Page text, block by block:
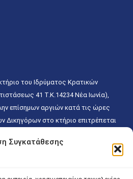
Συγκατάθεσης
του Ιδρύματος Κρατικών
41 T.K.14234 Νέα Ιωνία),
επίσημων αργιών κατά τις ώρες
Δικηγόρων στο κτήριο επιτρέπεται
χωρίς κανέναν χρονικό ή άλλο
ειδικά στο γραφείο του